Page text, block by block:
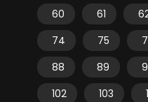
60
61
74
75
88
89
102
103